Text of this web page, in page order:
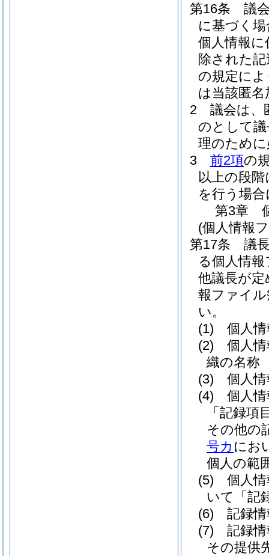
第16条
議
に基づく
個人情報
除された
の規定に
は当該匿
2
議会は、
のとして
理のため
3
前2項の
以上の段
を行う場
第3章
(個人情報
第17条
議
る個人情
他議長が
報ファイ
い。
(1)
個人
(2)
個人
織の名称
(3)
個人
(4)
個人
「記録項
その他の
号カ にお
個人の範
(5)
個人
いて「記
(6)
記録
(7)
記録
その提供